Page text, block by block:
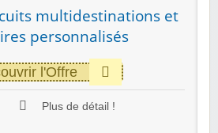
multidestinations et
personnalisés
l'Offre
Plus de détail !